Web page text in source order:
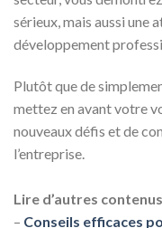
sérieux, mais aussi
développement
Plutôt que de
mettez en avant votre
nouveaux défis et de
l’entreprise.
Lire d’autres
– Conseils efficaces